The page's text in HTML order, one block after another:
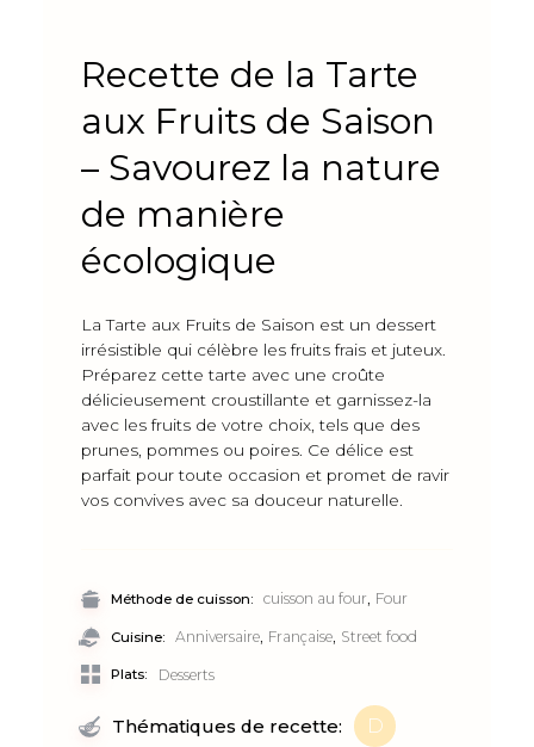
Recette de la Tarte
aux Fruits de Saison
– Savourez la nature
de manière
écologique
La Tarte aux Fruits de Saison est un dessert
irrésistible qui célèbre les fruits frais et juteux.
Préparez cette tarte avec une croûte
délicieusement croustillante et garnissez-la
avec les fruits de votre choix, tels que des
prunes, pommes ou poires. Ce délice est
parfait pour toute occasion et promet de ravir
vos convives avec sa douceur naturelle.
Méthode de cuisson: cuisson au four, Four
Cuisine: Anniversaire, Française, Street food
Plats: Desserts
Thématiques de recette: D